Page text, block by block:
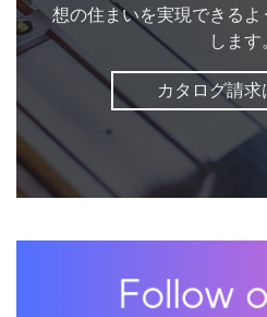
想の住まいを実現できる
します
カタログ請求